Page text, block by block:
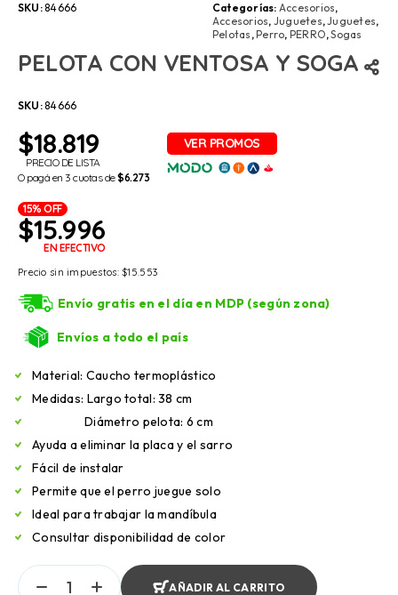
SKU:84666 Categorías: Accesorios,
Accesorios, Juguetes,Juguetes,
Pelotas ,Perro, PERRO,Sogas
PELOTA CON VENTOSA Y SOGA
SKU:84666
$18.819
PRECIO DE LISTA
O pagá en 3 cuotas de$6.273
15% OFF
$15.996
EN EFECTIVO
Precio sin impuestos:$15.553
Envío gratis en el día en MDP (según zona)
Envíos a todo el país
Material: Caucho termoplástico
Medidas: Largo total: 38 cm
Diámetro pelota: 6 cm
Ayuda a eliminar la placa y el sarro
Fácil de instalar
Permite que el perro juegue solo
Ideal para trabajar la mandíbula
Consultar disponibilidad de color
AÑADIR AL CARRITO